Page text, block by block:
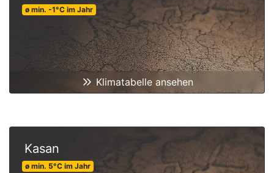
ø min. -1°C im Jahr
Klimatabelle ansehen
Kasan
ø min. 5°C im Jahr